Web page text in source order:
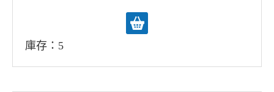
庫存：5